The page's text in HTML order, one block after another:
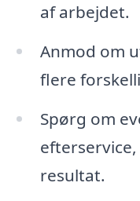
af arbejdet.
Anmod om
flere
Spørg om
resultat.